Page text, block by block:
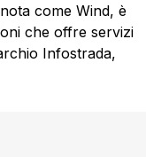
come Wind, è
che offre servizi
Infostrada,